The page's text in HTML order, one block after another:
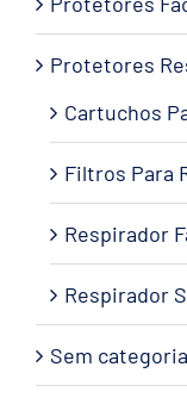
Protetores
Cartuchos
Filtros Para
Respirador
Respirador
Sem categoria